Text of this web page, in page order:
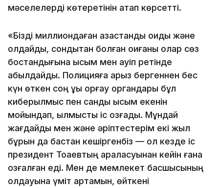
мәселелерді көтеретінін атап көрсетті.
«Бізді миллиондаған қазақстандық оқиды және
қолдайды, сондықтан болған оқиғаны олар сөз
бостандығына қысым мен қауіп ретінде
қабылдайды. Полицияға арыз бергеннен бес
күн өткен соң құқық қорғау органдары бұл
киберқылмыс пен сандық қысым екенін
мойындап, қылмыстық іс қозғады. Мұндай
жағдайды мен және әріптестерім екі жыл
бұрын да бастан кешіргенбіз — ол кезде іс
президент Тоқаевтың араласуынан кейін ғана
қозғалған еді. Мен де мемлекет басшысының
қолдауына үміт артамын, өйткені